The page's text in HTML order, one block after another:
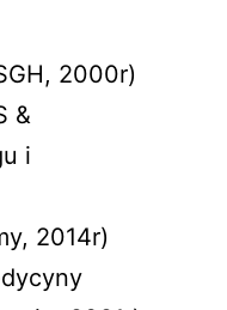
2000r)
&
i
2014r)